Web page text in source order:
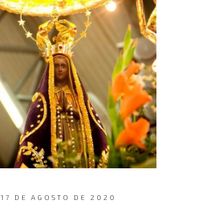
17 DE AGOSTO DE 2020